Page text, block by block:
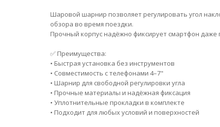
Шаровой шарнир позволяет регулировать угол
обзора во время поездки.
Прочный корпус надёжно фиксирует смартфон даже
✅ Преимущества:
• Быстрая установка без инструментов
• Совместимость с телефонами 4–7"
• Шарнир для свободной регулировки угла
• Прочные материалы и надёжная фиксация
• Уплотнительные прокладки в комплекте
• Подходит для любых условий и поверхностей